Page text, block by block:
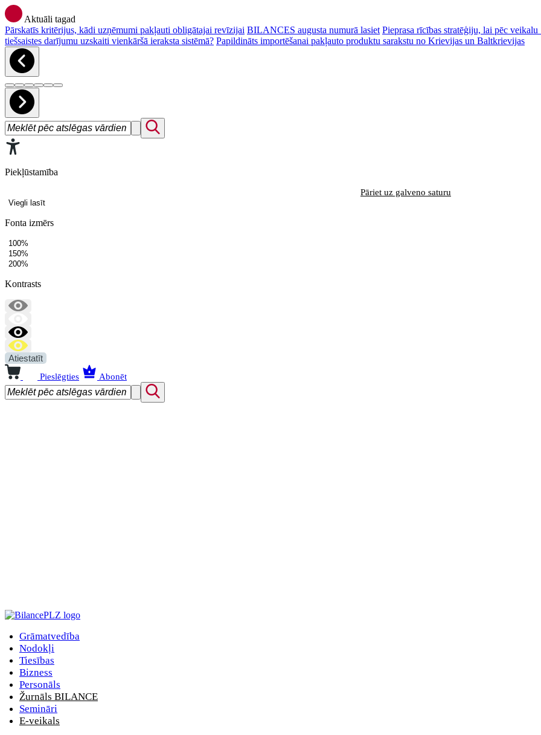
Aktuāli tagad
Pārskatīs kritērijus, kādi uzņēmumi pakļauti obligātajai revīzijai BILANCES augusta numurā lasiet Pieprasa rīcības stratēģiju, lai pēc
tiešsaistes darījumu uzskaiti vienkāršā ieraksta sistēmā? Papildināts importēšanai pakļauto produktu sarakstu no Krievijas un Baltkrievijas
Piekļūstamība
Pāriet uz galveno saturu
Viegli lasīt
Fonta izmērs
100%
150%
200%
Kontrasts
Atiestatīt
Pieslēgties Abonēt
Grāmatvedība
Nodokļi
Tiesības
Bizness
Personāls
Žurnāls BILANCE
Semināri
E-veikals